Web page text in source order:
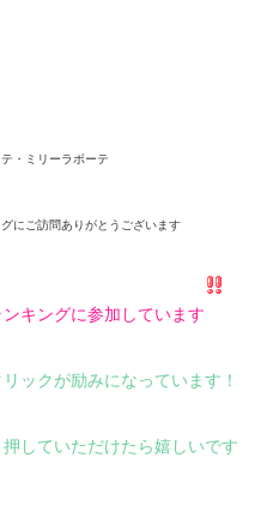
・ ミリーラボーテ
にご訪問ありがとうございます
キングに参加しています
ックが励みになっています！
していただけたら嬉しいです